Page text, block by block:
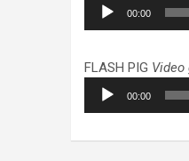
audio
00:00
FLASH PIG Video
Lecteur
audio
00:00